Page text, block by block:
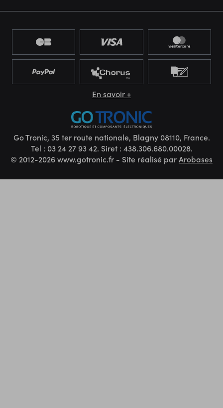
En savoir +
Go Tronic, 35 ter route nationale, Blagny 08110, France.
Tel : 03 24 27 93 42. Siret : 438.306.680.00028.
© 2012-2026 www.gotronic.fr - Site réalisé parArobases